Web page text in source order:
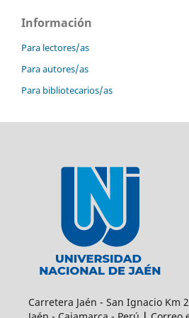
Información
Para lectores/as
Para autores/as
Para bibliotecarios/as
Carretera Jaén - San Ignacio Km